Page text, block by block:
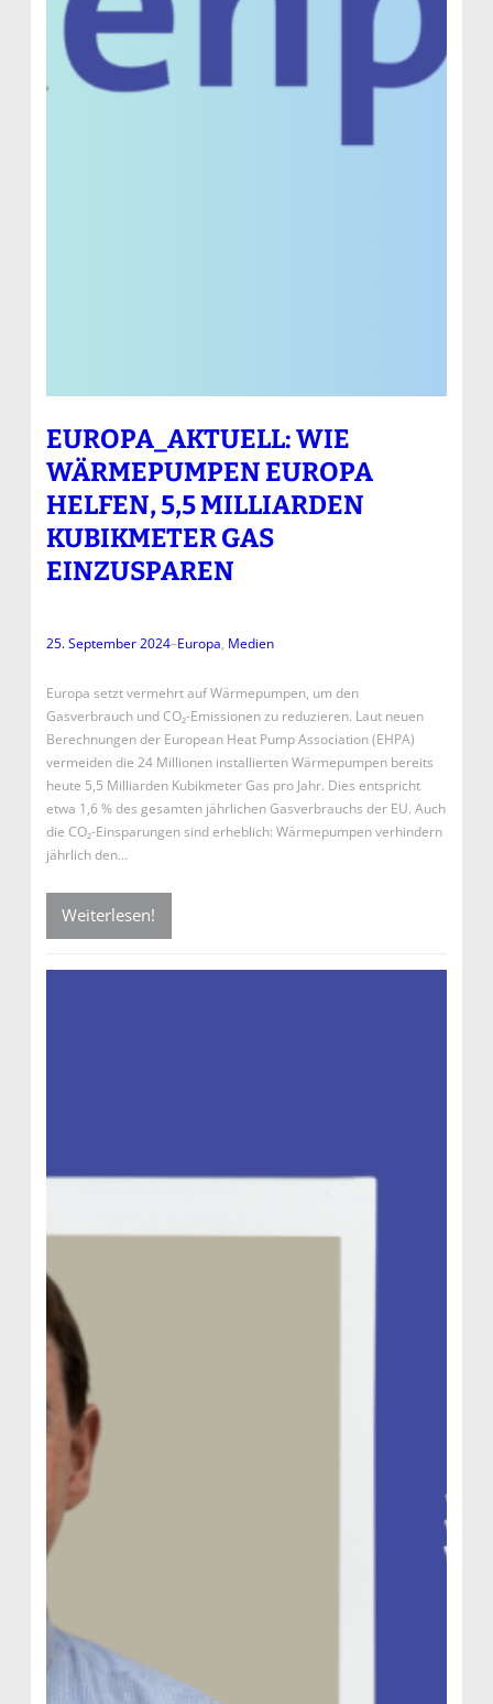
EUROPA_AKTUELL: WIE
WÄRMEPUMPEN EUROPA
HELFEN, 5,5 MILLIARDEN
KUBIKMETER GAS
EINZUSPAREN
25. September 2024–Europa, Medien
Europa setzt vermehrt auf Wärmepumpen, um den
Gasverbrauch und CO₂-Emissionen zu reduzieren. Laut neuen
Berechnungen der European Heat Pump Association (EHPA)
vermeiden die 24 Millionen installierten Wärmepumpen bereits
heute 5,5 Milliarden Kubikmeter Gas pro Jahr. Dies entspricht
etwa 1,6 % des gesamten jährlichen Gasverbrauchs der EU. Auch
die CO₂-Einsparungen sind erheblich: Wärmepumpen verhindern
jährlich den…
Weiterlesen!